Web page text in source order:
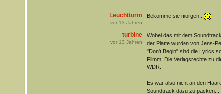
Leuchtturm
vor 13 Jahren
Bekomme sie morgen...
turbine
vor 13 Jahren
Wobei das mit dem
der Platte wurden von Jens-
"Don't Begin" sind die Lyrics
Flimm. Die Verlagsrechte zu
WDR.
Es war also nicht an den
Soundtrack dazu zu packen...